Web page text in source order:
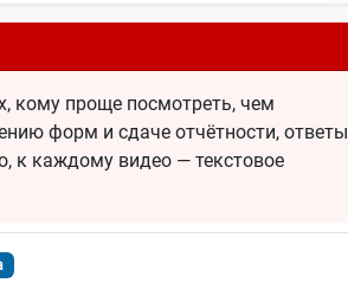
Контакты
кому проще посмотреть, чем
форм и сдаче отчётности, ответы
к каждому видео — текстовое